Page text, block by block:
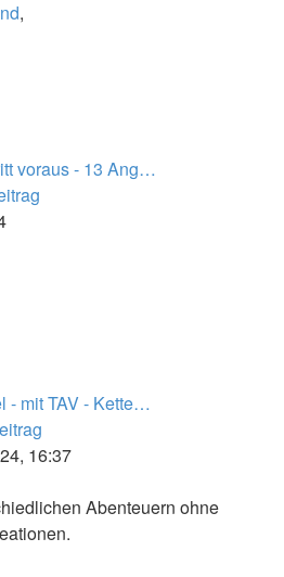
,
voraus - 13 Ang…
- mit TAV - Kette…
16:37
Abenteuern ohne